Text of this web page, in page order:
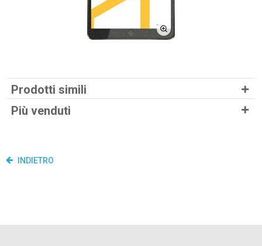
Prodotti simili
Più venduti
INDIETRO